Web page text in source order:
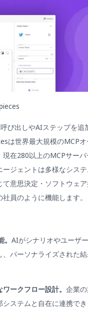
び出しやAIステップを追
は世界最大規模のMCP
在280以上のMCPサー
ジェントは多様なシス
意思決定・ソフトウェ
員のように機能します。
AIがシナリオやユーザー
パーソナライズされた
ークフロー設計。 企業
ステムと自在に連携で